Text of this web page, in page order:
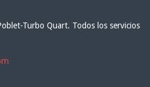
Turbo Quart. Todos los servicios